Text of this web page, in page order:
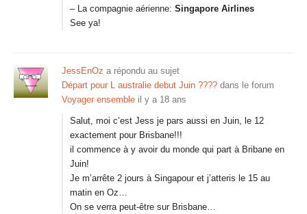
– La compagnie aérienne: Singapore Airlines
See ya!
JessEnOz a répondu au sujet
Départ pour L australie debut Juin ???? dans le forum
Voyager ensemble il y a 18 ans
Salut, moi c’est Jess je pars aussi en Juin, le 12
exactement pour Brisbane!!!
il commence à y avoir du monde qui part à Bribane en
Juin!
Je m’arrête 2 jours à Singapour et j’atteris le 15 au
matin en Oz…
On se verra peut-être sur Brisbane…